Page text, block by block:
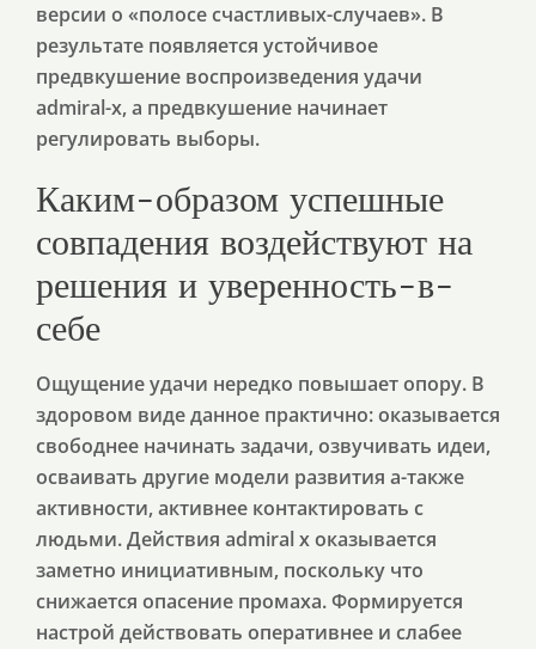
версии о «полосе счастливых-случаев». В
результате появляется устойчивое
предвкушение воспроизведения удачи
admiral-x, а предвкушение начинает
регулировать выборы.
Каким-образом успешные
совпадения воздействуют на
решения и уверенность-в-
себе
Ощущение удачи нередко повышает опору. В
здоровом виде данное практично: оказывается
свободнее начинать задачи, озвучивать идеи,
осваивать другие модели развития а-также
активности, активнее контактировать с
людьми. Действия admiral x оказывается
заметно инициативным, поскольку что
снижается опасение промаха. Формируется
настрой действовать оперативнее и слабее